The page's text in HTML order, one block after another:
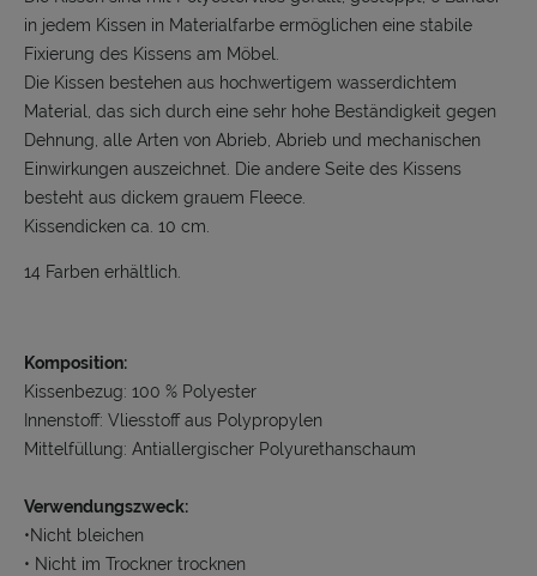
in jedem Kissen in Materialfarbe ermöglichen eine stabile
Fixierung des Kissens am Möbel.
Die Kissen bestehen aus hochwertigem wasserdichtem
Material, das sich durch eine sehr hohe Beständigkeit gegen
Dehnung, alle Arten von Abrieb, Abrieb und mechanischen
Einwirkungen auszeichnet. Die andere Seite des Kissens
besteht aus dickem grauem Fleece.
Kissendicken ca. 10 cm.
14 Farben erhältlich.
Komposition:
Kissenbezug: 100 % Polyester
Innenstoff: Vliesstoff aus Polypropylen
Mittelfüllung: Antiallergischer Polyurethanschaum
Verwendungszweck:
•Nicht bleichen
• Nicht im Trockner trocknen